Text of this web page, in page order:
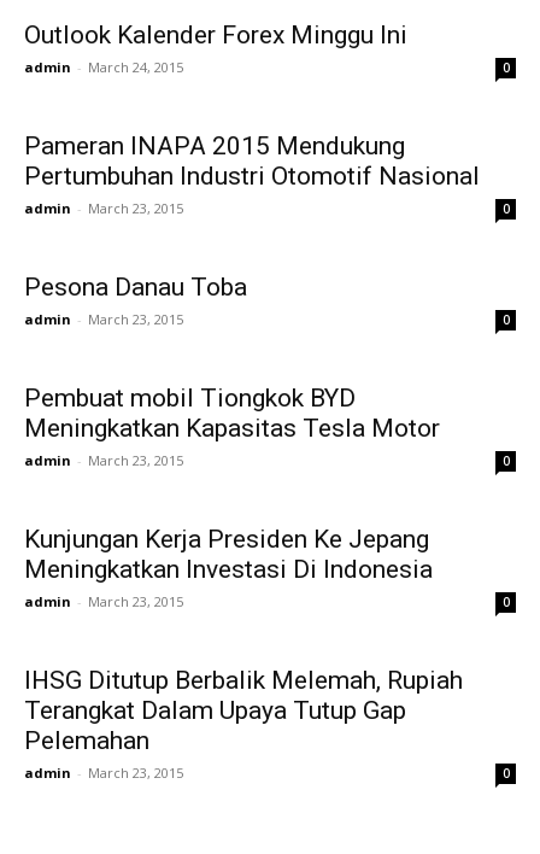
Outlook Kalender Forex Minggu Ini
admin - March 24, 2015 0
Pameran INAPA 2015 Mendukung
Pertumbuhan Industri Otomotif Nasional
admin - March 23, 2015 0
Pesona Danau Toba
admin - March 23, 2015 0
Pembuat mobil Tiongkok BYD
Meningkatkan Kapasitas Tesla Motor
admin - March 23, 2015 0
Kunjungan Kerja Presiden Ke Jepang
Meningkatkan Investasi Di Indonesia
admin - March 23, 2015 0
IHSG Ditutup Berbalik Melemah, Rupiah
Terangkat Dalam Upaya Tutup Gap
Pelemahan
admin - March 23, 2015 0